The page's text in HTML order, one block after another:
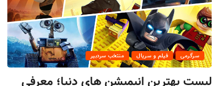
سرگرمی فیلم و سریال منتخب سردبیر
لیست بهترین انیمیشن های دنیا؛ معرفی